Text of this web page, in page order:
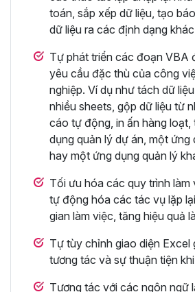
toán, sắp xếp dữ liệu, tạo
dữ liệu ra các định dạng
Tự phát triển các đoạn VBA
yêu cầu đặc thù của công
nghiệp. Ví dụ như tách dữ
nhiều sheets, gộp dữ liệu từ
cáo tự động, in ấn hàng
dụng quản lý dự án, một ứng
hay một ứng dụng quản lý
Tối ưu hóa các quy trình làm
tự động hóa các tác vụ lặp
gian làm việc, tăng hiệu quả
Tự tùy chỉnh giao diện Excel
tương tác và sự thuận tiện
Tương tác với các ngôn ngữ